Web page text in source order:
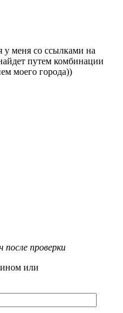
у меня со ссылками на
путем комбинации
моего города))
проверки
или